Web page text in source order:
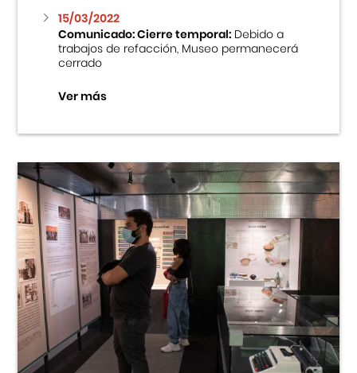
15/03/2022
Comunicado: Cierre temporal:Debido a
trabajos de refacción, Museo permanecerá
cerrado
Ver más